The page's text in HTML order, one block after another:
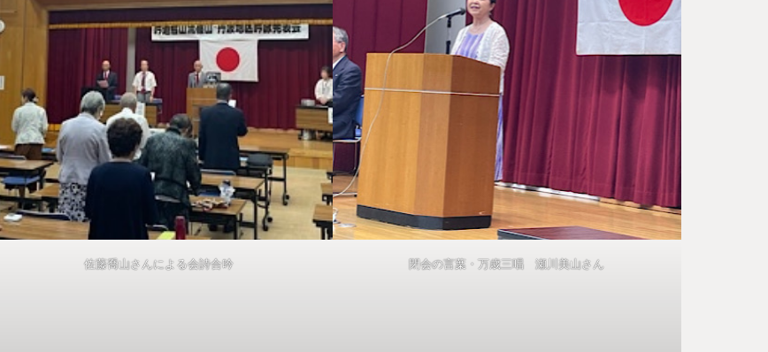
佐藤喬山さんによる会詩合吟 閉会の言葉・万歳三唱 瀬川美山さん